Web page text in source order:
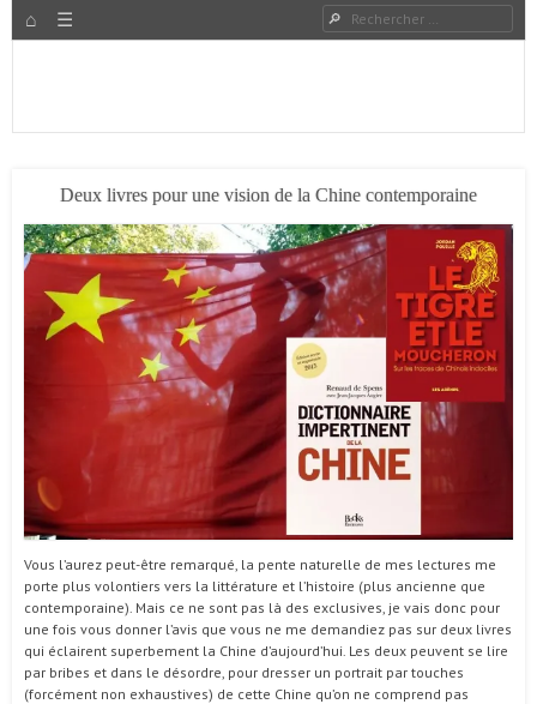
HOME Rechercher
Deux livres pour une vision de la Chine contemporaine
Vous l’aurez peut-être remarqué, la pente naturelle de mes lectures me
porte plus volontiers vers la littérature et l’histoire (plus ancienne que
contemporaine). Mais ce ne sont pas là des exclusives, je vais donc pour
une fois vous donner l’avis que vous ne me demandiez pas sur deux livres
qui éclairent superbement la Chine d’aujourd’hui. Les deux peuvent se lire
par bribes et dans le désordre, pour dresser un portrait par touches
(forcément non exhaustives) de cette Chine qu’on ne comprend pas